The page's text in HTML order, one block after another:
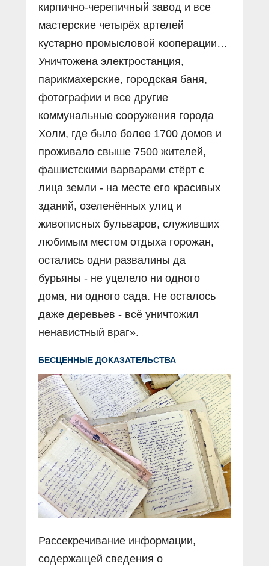
кирпично-черепичный завод и все
мастерские четырёх артелей
кустарно промысловой кооперации…
Уничтожена электростанция,
парикмахерские, городская баня,
фотографии и все другие
коммунальные сооружения города
Холм, где было более 1700 домов и
проживало свыше 7500 жителей,
фашистскими варварами стёрт с
лица земли - на месте его красивых
зданий, озеленённых улиц и
живописных бульваров, служивших
любимым местом отдыха горожан,
остались одни развалины да
бурьяны - не уцелело ни одного
дома, ни одного сада. Не осталось
даже деревьев - всё уничтожил
ненавистный враг».
БЕСЦЕННЫЕ ДОКАЗАТЕЛЬСТВА
Рассекречивание информации,
содержащей сведения о